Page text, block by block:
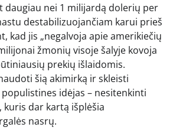
daugiau nei 1 milijardą dolerių per
destabilizuojančiam karui prieš
kad jis „negalvoja apie amerikiečių
žmonių visoje šalyje kovoja
prekių išlaidomis.
šią akimirką ir skleisti
populistines idėjas – nesitenkinti
kuris dar kartą išplėšia
nasrų.